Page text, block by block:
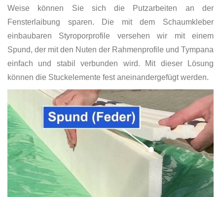
Weise können Sie sich die Putzarbeiten an der
Fensterlaibung sparen. Die mit dem Schaumkleber
einbaubaren Styroporprofile versehen wir mit einem
Spund, der mit den Nuten der Rahmenprofile und Tympana
einfach und stabil verbunden wird. Mit dieser Lösung
können die Stuckelemente fest aneinandergefügt werden.